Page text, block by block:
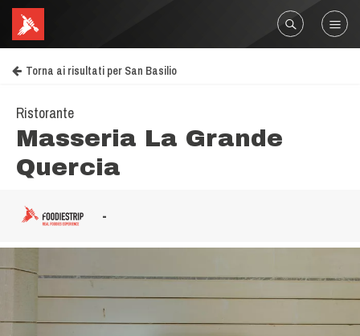
Torna ai risultati per San Basilio
Ristorante
Masseria La Grande
Quercia
-